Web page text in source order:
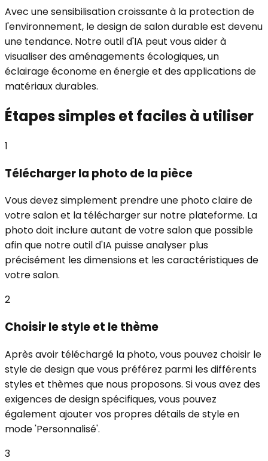
Avec une sensibilisation croissante à la protection de
l'environnement, le design de salon durable est devenu
une tendance. Notre outil d'IA peut vous aider à
visualiser des aménagements écologiques, un
éclairage économe en énergie et des applications de
matériaux durables.
Étapes simples et faciles à utiliser
1
Télécharger la photo de la pièce
Vous devez simplement prendre une photo claire de
votre salon et la télécharger sur notre plateforme. La
photo doit inclure autant de votre salon que possible
afin que notre outil d'IA puisse analyser plus
précisément les dimensions et les caractéristiques de
votre salon.
2
Choisir le style et le thème
Après avoir téléchargé la photo, vous pouvez choisir le
style de design que vous préférez parmi les différents
styles et thèmes que nous proposons. Si vous avez des
exigences de design spécifiques, vous pouvez
également ajouter vos propres détails de style en
mode 'Personnalisé'.
3